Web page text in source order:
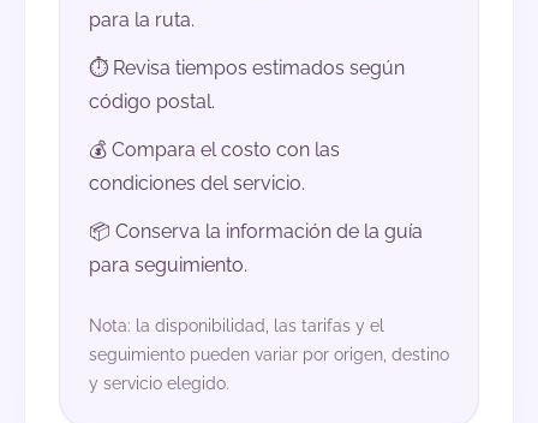
para la ruta.
⏱️ Revisa tiempos estimados según
código postal.
💰 Compara el costo con las
condiciones del servicio.
📦 Conserva la información de la guía
para seguimiento.
Nota: la disponibilidad, las tarifas y el
seguimiento pueden variar por origen, destino
y servicio elegido.